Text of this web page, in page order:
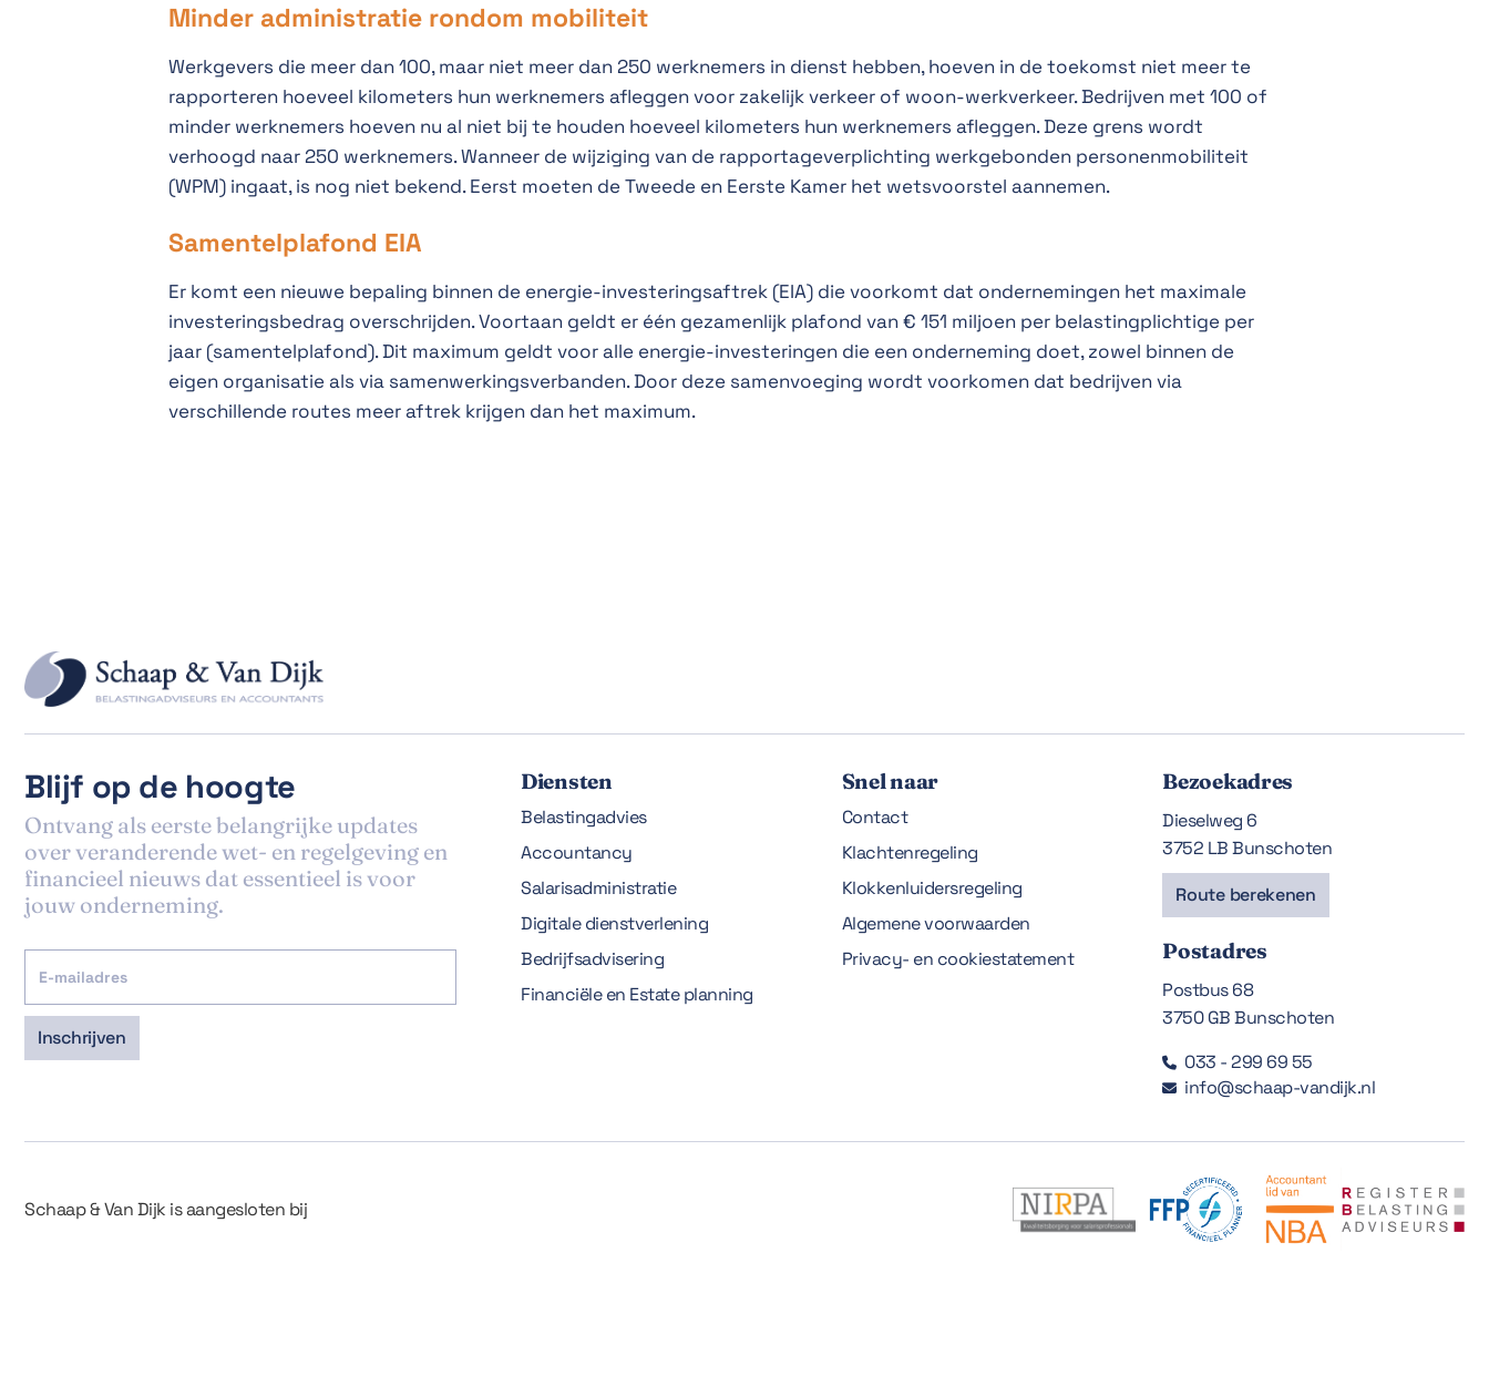
Minder administratie rondom mobiliteit
Werkgevers die meer dan 100, maar niet meer dan 250 werknemers in dienst hebben, hoeven in de toekomst niet meer te
rapporteren hoeveel kilometers hun werknemers afleggen voor zakelijk verkeer of woon-werkverkeer. Bedrijven met 100 of
minder werknemers hoeven nu al niet bij te houden hoeveel kilometers hun werknemers afleggen. Deze grens wordt
verhoogd naar 250 werknemers. Wanneer de wijziging van de rapportageverplichting werkgebonden personenmobiliteit
(WPM) ingaat, is nog niet bekend. Eerst moeten de Tweede en Eerste Kamer het wetsvoorstel aannemen.
Samentelplafond EIA
Er komt een nieuwe bepaling binnen de energie-investeringsaftrek (EIA) die voorkomt dat ondernemingen het maximale
investeringsbedrag overschrijden. Voortaan geldt er één gezamenlijk plafond van € 151 miljoen per belastingplichtige per
jaar (samentelplafond). Dit maximum geldt voor alle energie-investeringen die een onderneming doet, zowel binnen de
eigen organisatie als via samenwerkingsverbanden. Door deze samenvoeging wordt voorkomen dat bedrijven via
verschillende routes meer aftrek krijgen dan het maximum.
Blijf op de hoogte
Ontvang als eerste belangrijke updates
over veranderende wet- en regelgeving en
financieel nieuws dat essentieel is voor
jouw onderneming.
Diensten
Belastingadvies
Accountancy
Salarisadministratie
Digitale dienstverlening
Bedrijfsadvisering
Financiële en Estate planning
Snel naar
Contact
Klachtenregeling
Klokkenluidersregeling
Algemene voorwaarden
Privacy- en cookiestatement
Bezoekadres
Dieselweg 6
3752 LB Bunschoten
Route berekenen
Postadres
Postbus 68
3750 GB Bunschoten
 033 - 299 69 55
 info@schaap-vandijk.nl
Schaap & Van Dijk is aangesloten bij